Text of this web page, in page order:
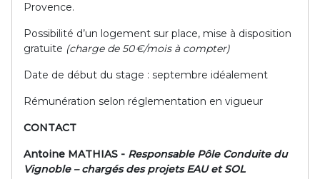
Provence.
Possibilité d’un logement sur place, mise à disposition
gratuite (charge de 50€/mois à compter)
Date de début du stage : septembre idéalement
Rémunération selon réglementation en vigueur
CONTACT
Antoine MATHIAS - Responsable Pôle Conduite du
Vignoble – chargés des projets EAU et SOL